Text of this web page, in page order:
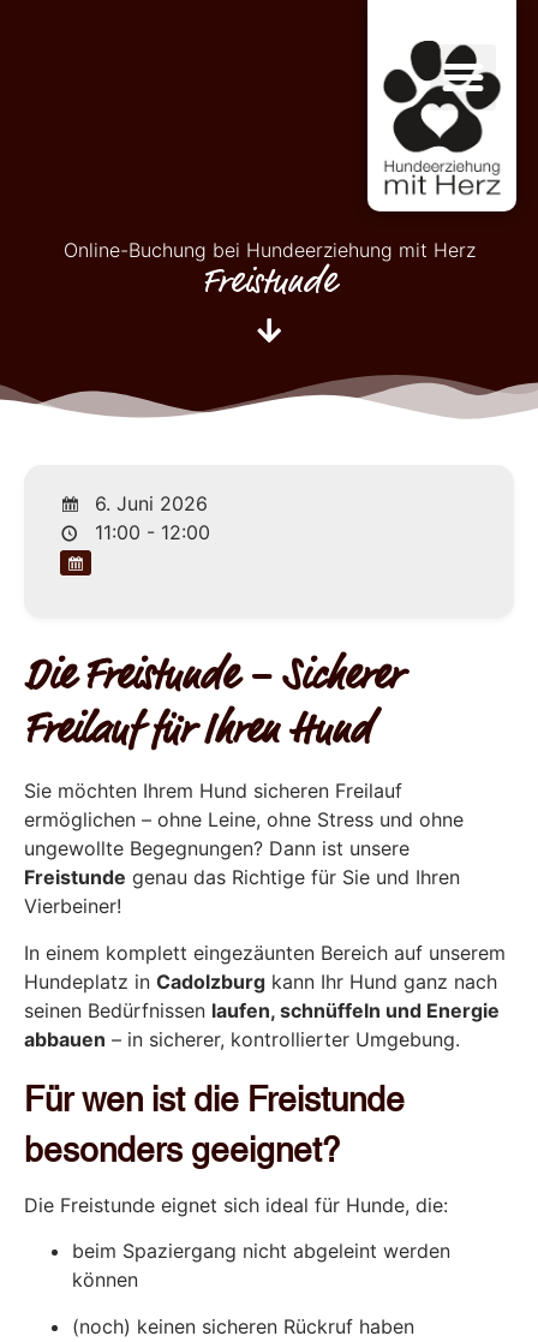
Online-Buchung bei Hundeerziehung mit Herz
Freistunde
6. Juni 2026
11:00 - 12:00
Die Freistunde – Sicherer
Freilauf für Ihren Hund
Sie möchten Ihrem Hund sicheren Freilauf
ermöglichen – ohne Leine, ohne Stress und ohne
ungewollte Begegnungen? Dann ist unsere
Freistunde genau das Richtige für Sie und Ihren
Vierbeiner!
In einem komplett eingezäunten Bereich auf unserem
Hundeplatz in Cadolzburg kann Ihr Hund ganz nach
seinen Bedürfnissen laufen, schnüffeln und Energie
abbauen – in sicherer, kontrollierter Umgebung.
Für wen ist die Freistunde
besonders geeignet?
Die Freistunde eignet sich ideal für Hunde, die:
beim Spaziergang nicht abgeleint werden
können
(noch) keinen sicheren Rückruf haben